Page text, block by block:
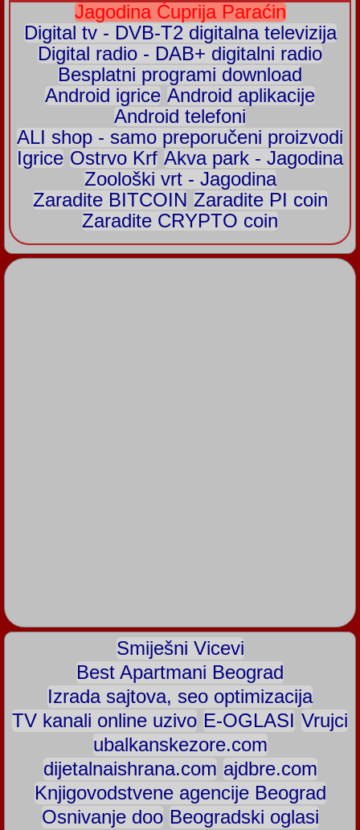
Jagodina Ćuprija Paraćin
Digital tv - DVB-T2 digitalna televizija
Digital radio - DAB+ digitalni radio
Besplatni programi download
Android igrice Android aplikacije
Android telefoni
ALI shop - samo preporučeni proizvodi
Igrice Ostrvo Krf Akva park - Jagodina
Zoološki vrt - Jagodina
Zaradite BITCOIN Zaradite PI coin
Zaradite CRYPTO coin
Smiješni Vicevi
Best Apartmani Beograd
Izrada sajtova, seo optimizacija
TV kanali online uzivo E-OGLASI Vrujci
ubalkanskezore.com
dijetalnaishrana.com ajdbre.com
Knjigovodstvene agencije Beograd
Osnivanje doo Beogradski oglasi